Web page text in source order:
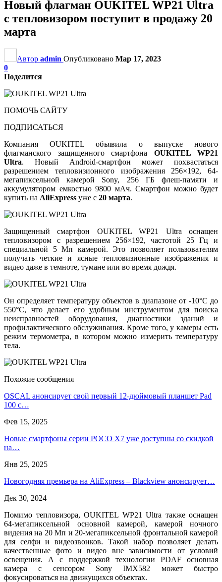
Новый флагман OUKITEL WP21 Ultra
с тепловизором поступит в продажу 20
марта
Автор admin Опубликовано Мар 17, 2023
0
Поделится
ПОМОЧЬ САЙТУ
ПОДПИСАТЬСЯ
Компания OUKITEL объявила о выпуске нового
флагманского защищенного смартфона OUKITEL WP21
Ultra. Новый Android-смартфон может похвастаться
разрешением тепловизионного изображения 256×192, 64-
мегапиксельной камерой Sony, 256 ГБ флеш-памяти и
аккумулятором емкостью 9800 мАч. Смартфон можно будет
купить на AliExpress уже с 20 марта.
Защищенный смартфон OUKITEL WP21 Ultra оснащен
тепловизором с разрешением 256×192, частотой 25 Гц и
специальной 5 Мп камерой. Это позволяет пользователям
получать четкие и ясные тепловизионные изображения и
видео даже в темноте, тумане или во время дождя.
Он определяет температуру объектов в диапазоне от -10°C до
550°C, что делает его удобным инструментом для поиска
неисправностей оборудования, диагностики зданий и
профилактического обслуживания. Кроме того, у камеры есть
режим термометра, в котором можно измерить температуру
тела.
Похожие сообщения
OSCAL анонсирует свой первый 12-дюймовый планшет Pad
100 с…
Фев 15, 2025
Новые смартфоны серии POCO X7 уже доступны со скидкой
на…
Янв 25, 2025
Новогодняя премьера на AliExpress – Blackview анонсирует…
Дек 30, 2024
Помимо тепловизора, OUKITEL WP21 Ultra также оснащен
64-мегапиксельной основной камерой, камерой ночного
видения на 20 Мп и 20-мегапиксельной фронтальной камерой
для селфи и видеозвонков. Такой набор позволяет делать
качественные фото и видео вне зависимости от условий
освещения. А с поддержкой технологии PDAF основная
камера с сенсором Sony IMX582 может быстро
фокусироваться на движущихся объектах.